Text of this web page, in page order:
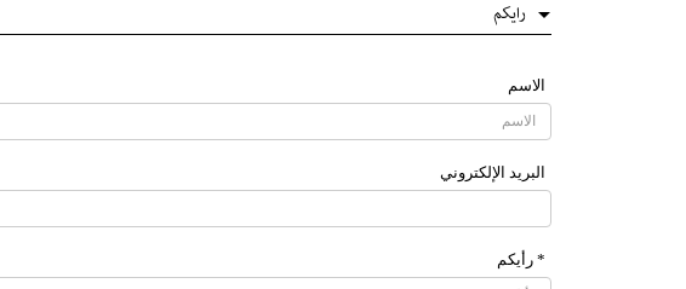
رایکم
الاسم
البرید الإلکتروني
* رأیکم